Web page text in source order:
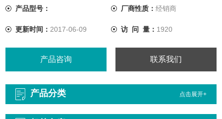
产品型号： 厂商性质： 经销商
更新时间： 2017-06-09 访 问 量： 1920
产品咨询 联系我们
产品分类 点击展开+